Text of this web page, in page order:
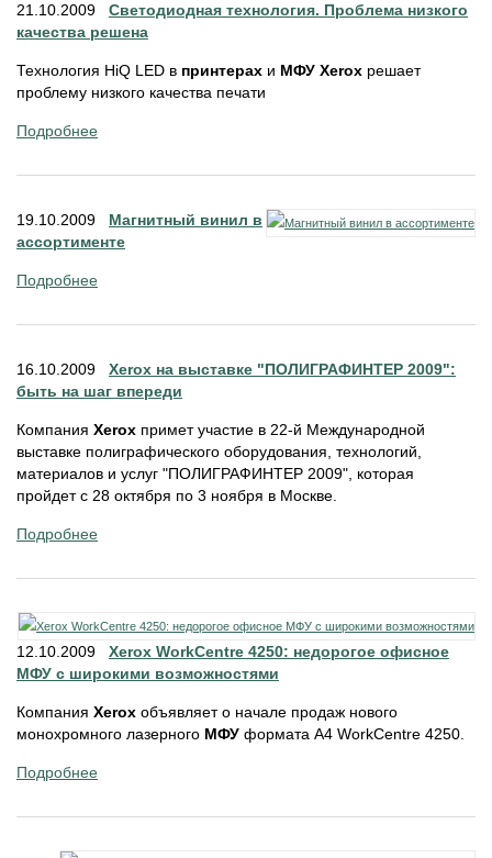
21.10.2009 Светодиодная технология. Проблема низкого
качества решена
Технология HiQ LED в принтерах и МФУ Xerox решает
проблему низкого качества печати
Подробнее
19.10.2009 Магнитный винил в
ассортименте
Подробнее
16.10.2009 Xerox на выставке "ПОЛИГРАФИНТЕР 2009":
быть на шаг впереди
Компания Xerox примет участие в 22-й Международной
выставке полиграфического оборудования, технологий,
материалов и услуг "ПОЛИГРАФИНТЕР 2009", которая
пройдет с 28 октября по 3 ноября в Москве.
Подробнее
12.10.2009 Xerox WorkCentre 4250: недорогое офисное
МФУ с широкими возможностями
Компания Xerox объявляет о начале продаж нового
монохромного лазерного МФУ формата А4 WorkCentre 4250.
Подробнее